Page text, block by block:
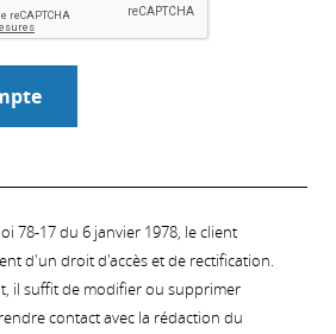
78-17 du 6 janvier 1978, le client
d'un droit d'accès et de rectification.
il suffit de modifier ou supprimer
contact avec la rédaction du